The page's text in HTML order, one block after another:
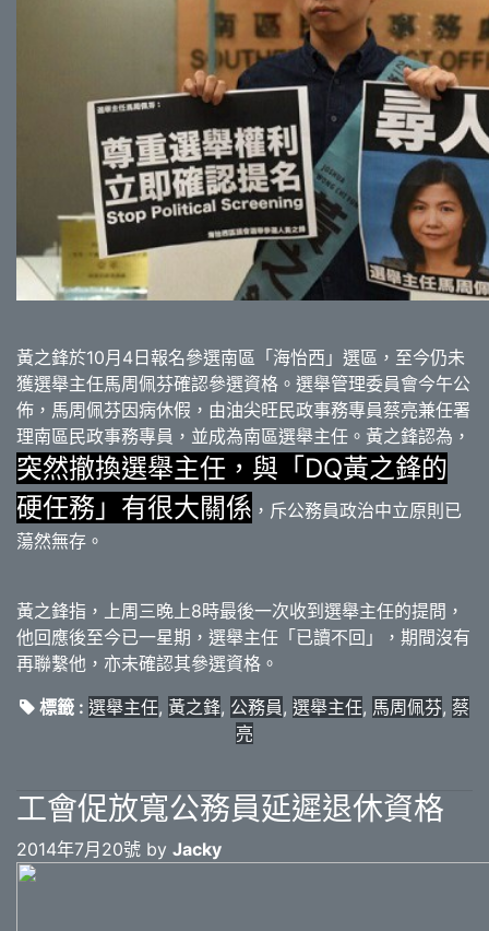
黃之鋒於10月4日報名參選南區「海怡西」選區，至今仍未
獲選舉主任馬周佩芬確認參選資格。選舉管理委員會今午公
佈，馬周佩芬因病休假，由油尖旺民政事務專員蔡亮兼任署
理南區民政事務專員，並成為南區選舉主任。黃之鋒認為，
突然撤換選舉主任，與「DQ黃之鋒的
硬任務」有很大關係 ，斥公務員政治中立原則已
蕩然無存。
黃之鋒指，上周三晚上8時最後一次收到選舉主任的提問，
他回應後至今已一星期，選舉主任「已讀不回」，期間沒有
再聯繫他，亦未確認其參選資格。
標籤 : 選舉主任, 黃之鋒, 公務員, 選舉主任, 馬周佩芬, 蔡
亮
工會促放寬公務員延遲退休資格
2014年7月20號 by Jacky